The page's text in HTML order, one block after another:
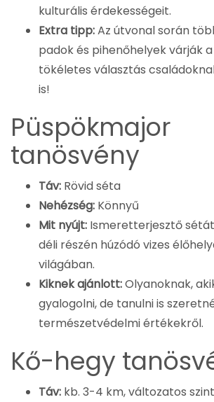
kulturális érdekességeit.
Extra tipp:Az útvonal során
padok és pihenőhelyek várják
tökéletes választás
is!
Püspökmajor
tanösvény
Táv: Rövid séta
Nehézség: Könnyű
Mit nyújt: Ismeretterjesztő
déli részén húzódó vizes
világában.
Kiknek ajánlott:Olyanoknak,
gyalogolni, de tanulni is
természetvédelmi értékekről.
Kő-hegy
Táv: kb. 3-4 km, változatos